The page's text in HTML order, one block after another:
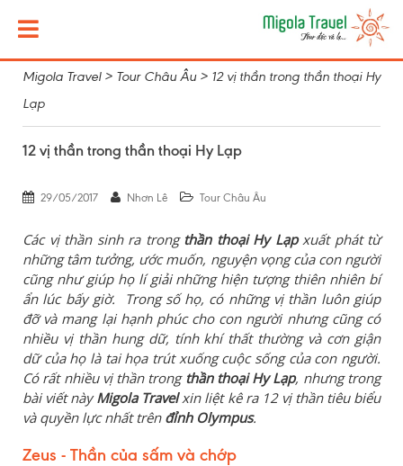
Migola Travel> Tour Châu Âu> 12 vị thần trong thần thoại Hy
Lạp
12 vị thần trong thần thoại Hy Lạp
29/05/2017 Nhơn Lê Tour Châu Âu
Các vị thần sinh ra trong thần thoại Hy Lạpxuất phát từ
những tâm tưởng, ước muốn, nguyện vọng của con người
cũng như giúp họ lí giải những hiện tượng thiên nhiên bí
ẩn lúc bấy giờ. Trong số họ, có những vị thần luôn giúp
đỡ và mang lại hạnh phúc cho con người nhưng cũng có
nhiều vị thần hung dữ, tính khí thất thường và cơn giận
dữ của họ là tai họa trút xuống cuộc sống của con người.
Có rất nhiều vị thần trong thần thoại Hy Lạp, nhưng trong
bài viết nàyMigola Travelxin liệt kê ra 12 vị thần tiêu biểu
và quyền lực nhất trên đỉnh Olympus.
Zeus - Thần của sấm và chớp